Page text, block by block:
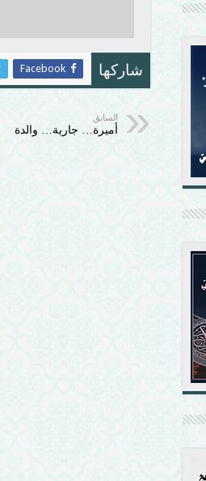
شاركها Facebook
السابق
أميرة… جارية… والدة